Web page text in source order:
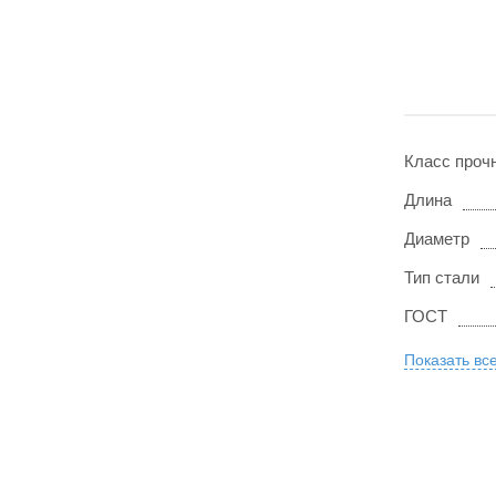
Класс
Длина
Диаметр
Тип стали
ГОСТ
Показать все